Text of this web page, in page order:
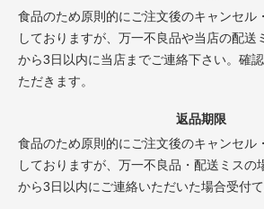
食品のため原則的にご注文後のキャンセル
しておりますが、万一不良品や当店の配送
から3日以内に当店までご連絡下さい。確
ただきます。
返品期限
食品のため原則的にご注文後のキャンセル
しておりますが、万一不良品・配送ミスの
から3日以内にご連絡いただいた場合受付て